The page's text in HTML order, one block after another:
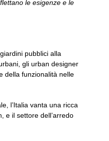
le esigenze e le
pubblici alla
gli urban designer
della funzionalità nelle
l’Italia vanta una ricca
e il settore dell’arredo